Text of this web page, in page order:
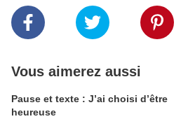
Vous aimerez aussi
Pause et texte : J’ai choisi d’être
heureuse